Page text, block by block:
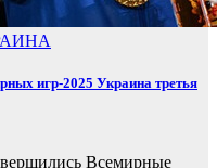
игр-2025 Украина третья
Всемирные